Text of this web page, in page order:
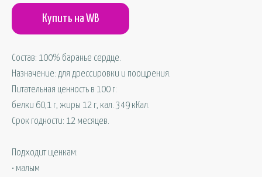
Купить на WB
Состав: 100% баранье сердце.
Назначение: для дрессировки и поощрения.
Питательная ценность в 100 г:
белки 60,1 г, жиры 12 г, кал. 349 кКал.
Срок годности: 12 месяцев.
Подходит щенкам:
• малым